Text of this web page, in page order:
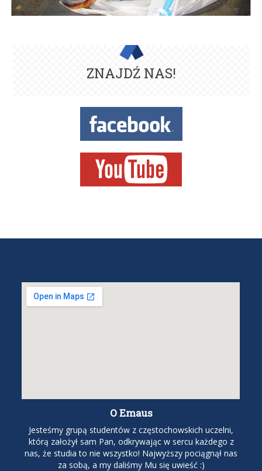
ZNAJDŹ NAS!
O Emaus
Jesteśmy grupą studentów z częstochowskich uczelni,
którą założył sam Pan, odkrywając w sercu każdego z
nas, że studia to nie wszystko! Najwyższy pociągnął nas
za sobą, a my daliśmy Mu się uwieść :)